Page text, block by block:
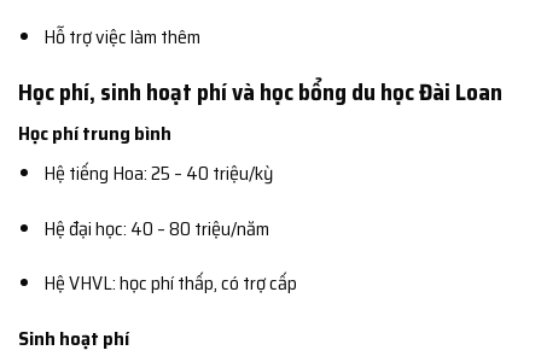
Hỗ trợ việc làm thêm
Học phí, sinh hoạt phí và học bổng du học Đài Loan
Học phí trung bình
Hệ tiếng Hoa: 25 – 40 triệu/kỳ
Hệ đại học: 40 – 80 triệu/năm
Hệ VHVL: học phí thấp, có trợ cấp
Sinh hoạt phí